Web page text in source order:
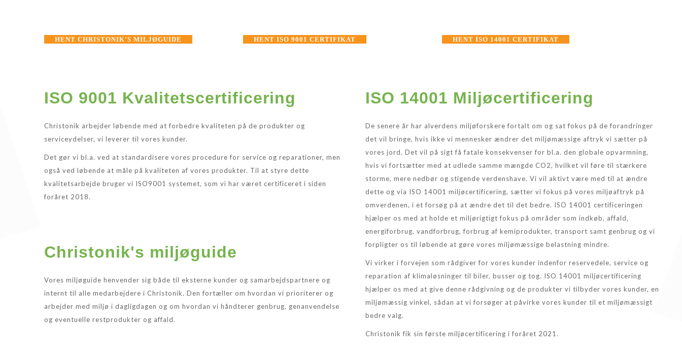
HENT CHRISTONIK'S MILJØGUIDE HENT ISO 9001 CERTIFIKAT HENT ISO 14001 CERTIFIKAT
ISO 9001 Kvalitetscertificering
Christonik arbejder løbende med at forbedre kvaliteten på de produkter og
serviceydelser, vi leverer til vores kunder.
Det gør vi bl.a. ved at standardisere vores procedure for service og reparationer, men
også ved løbende at måle på kvaliteten af vores produkter. Til at styre dette
kvalitetsarbejde bruger vi ISO9001 systemet, som vi har været certificeret i siden
foråret 2018.
Christonik's miljøguide
Vores miljøguide henvender sig både til eksterne kunder og samarbejdspartnere og
internt til alle medarbejdere i Christonik. Den fortæller om hvordan vi prioriterer og
arbejder med miljø i dagligdagen og om hvordan vi håndterer genbrug, genanvendelse
og eventuelle restprodukter og affald.
ISO 14001 Miljøcertificering
De senere år har alverdens miljøforskere fortalt om og sat fokus på de forandringer
det vil bringe, hvis ikke vi mennesker ændrer det miljømæssige aftryk vi sætter på
vores jord. Det vil på sigt få fatale konsekvenser for bl.a. den globale opvarmning,
hvis vi fortsætter med at udlede samme mængde CO2, hvilket vil føre til stærkere
storme, mere nedbør og stigende verdenshave. Vi vil aktivt være med til at ændre
dette og via ISO 14001 miljøcertificering, sætter vi fokus på vores miljøaftryk på
omverdenen, i et forsøg på at ændre det til det bedre. ISO 14001 certificeringen
hjælper os med at holde et miljørigtigt fokus på områder som indkøb, affald,
energiforbrug, vandforbrug, forbrug af kemiprodukter, transport samt genbrug og vi
forpligter os til løbende at gøre vores miljømæssige belastning mindre.
Vi virker i forvejen som rådgiver for vores kunder indenfor reservedele, service og
reparation af klimaløsninger til biler, busser og tog. ISO 14001 miljøcertificering
hjælper os med at give denne rådgivning og de produkter vi tilbyder vores kunder, en
miljømæssig vinkel, sådan at vi forsøger at påvirke vores kunder til et miljømæssigt
bedre valg.
Christonik fik sin første miljøcertificering i foråret 2021.